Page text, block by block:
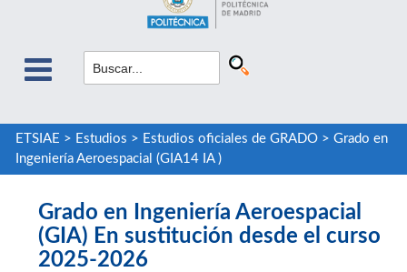
ETSIAE > Estudios > Estudios oficiales de GRADO> Grado en
Ingeniería Aeroespacial (GIA14 IA )
Grado en Ingeniería Aeroespacial
(GIA) En sustitución desde el curso
2025-2026